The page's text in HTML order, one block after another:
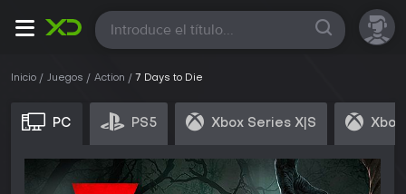
Todas
Inicio Juegos Action 7 Days to Die
PC PS5 Xbox Series X|S